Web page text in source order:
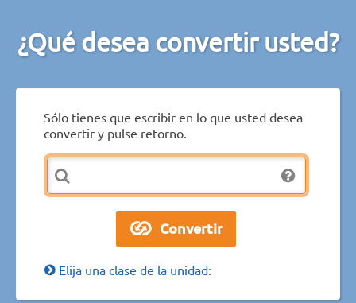
¿Qué desea convertir usted?
Sólo tienes que escribir en lo que usted desea
convertir y pulse retorno.
Elija una clase de la unidad: